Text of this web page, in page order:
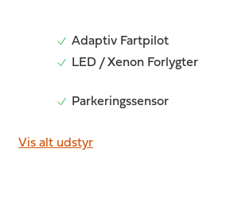
Adaptiv Fartpilot
LED / Xenon Forlygter
Parkeringssensor
Vis alt udstyr